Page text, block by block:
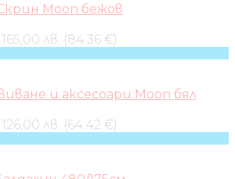
Moon бежов
165,00 лв. (84.36 €)
и аксесоари Moon бял
126,00 лв. (64.42 €)